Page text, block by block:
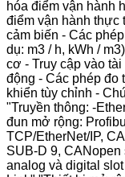
hóa điểm vận hành
điểm vận hành
cảm biến - Các
dụ: m3 / h, kWh /
cơ - Truy cập vào
động - Các phép đo
khiển tùy chỉnh -
"Truyền thông: -
đun mở rộng:
TCP/EtherNet/IP,
SUB-D 9, CANopen
analog và digital